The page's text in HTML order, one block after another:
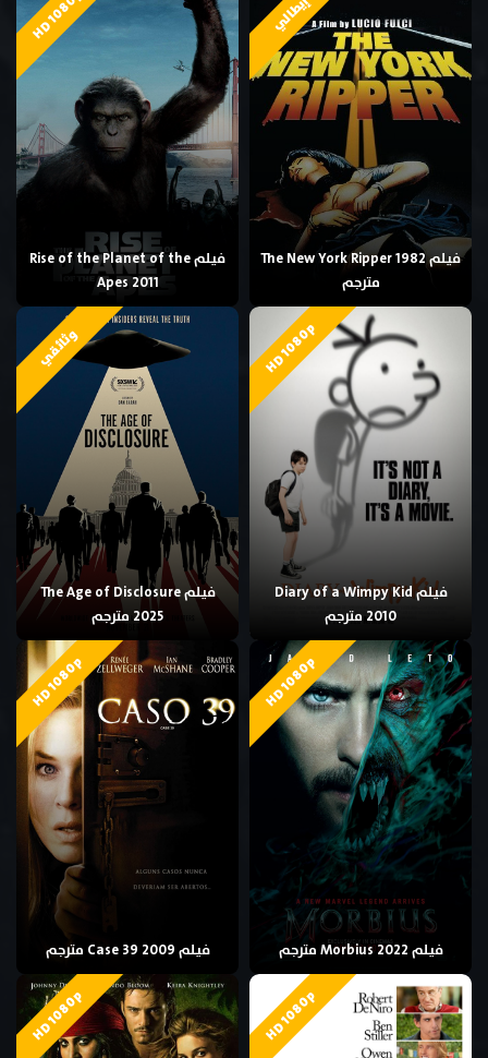
إيطالي
فيلم The New York Ripper 1982
مترجم
HD 1080p
فيلم Rise of the Planet of the
Apes 2011
HD 1080p
فيلم Diary of a Wimpy Kid
2010 مترجم
وثائقي
فيلم The Age of Disclosure
2025 مترجم
HD 1080p
فيلم Morbius 2022 مترجم
HD 1080p
فيلم Case 39 2009 مترجم
HD 1080p
HD 1080p